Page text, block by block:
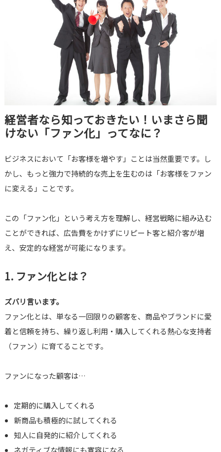
経営者なら知っておきたい！いまさら聞
けない「ファン化」ってなに？
ビジネスにおいて「お客様を増やす」ことは当然重要です。し
かし、もっと強力で持続的な売上を生むのは「お客様をファン
に変える」ことです。
この「ファン化」という考え方を理解し、経営戦略に組み込む
ことができれば、広告費をかけずにリピート客と紹介客が増
え、安定的な経営が可能になります。
1. ファン化とは？
ズバリ言います。
ファン化とは、単なる一回限りの顧客を、商品やブランドに愛
着と信頼を持ち、繰り返し利用・購入してくれる熱心な支持者
（ファン）に育てることです。
ファンになった顧客は…
定期的に購入してくれる
新商品も積極的に試してくれる
知人に自発的に紹介してくれる